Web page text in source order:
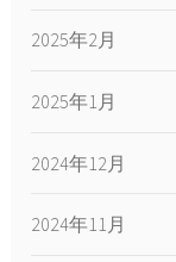
2025年2月
2025年1月
2024年12月
2024年11月